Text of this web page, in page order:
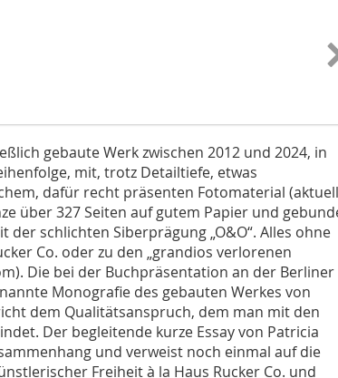
gebaute Werk zwischen 2012 und 2024, in
mit, trotz Detailtiefe, etwas
dafür recht präsenten Fotomaterial
über 327 Seiten auf gutem Papier und
schlichten Siberprägung „O&O“. Alles ohne
Co. oder zu den „grandios verlorenen
Die bei der Buchpräsentation an der Berliner
Monografie des gebauten Werkes von
dem Qualitätsanspruch, dem man mit den
Der begleitende kurze Essay von Patricia
und verweist noch einmal auf die
Freiheit à la Haus Rucker Co. und